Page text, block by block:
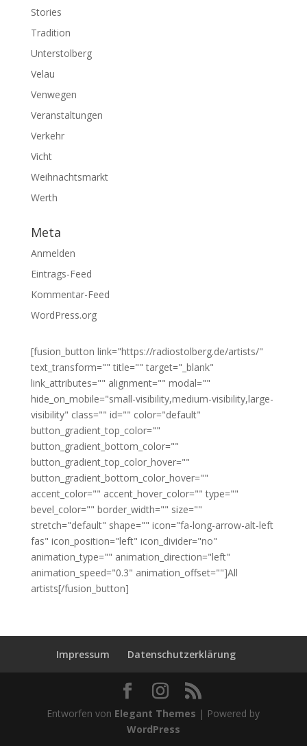
Stories
Tradition
Unterstolberg
Velau
Venwegen
Veranstaltungen
Verkehr
Vicht
Weihnachtsmarkt
Werth
Meta
Anmelden
Eintrags-Feed
Kommentar-Feed
WordPress.org
[fusion_button link="https://radiostolberg.de/artists/"
text_transform="" title="" target="_blank"
link_attributes="" alignment="" modal=""
hide_on_mobile="small-visibility,medium-visibility,large-
visibility" class="" id="" color="default"
button_gradient_top_color=""
button_gradient_bottom_color=""
button_gradient_top_color_hover=""
button_gradient_bottom_color_hover=""
accent_color="" accent_hover_color="" type=""
bevel_color="" border_width="" size=""
stretch="default" shape="" icon="fa-long-arrow-alt-left
fas" icon_position="left" icon_divider="no"
animation_type="" animation_direction="left"
animation_speed="0.3" animation_offset=""]All
artists[/fusion_button]
Impressum Datenschutzerklärung
Entworfen von Elegant Themes | Powered by
WordPress